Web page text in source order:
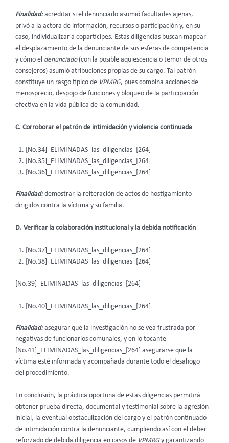
Finalidad: acreditar si el denunciado asumió facultades ajenas,
privó a la actora de información, recursos o participación y, en su
caso, individualizar a copartícipes. Estas diligencias buscan mapear
el desplazamiento de la denunciante de sus esferas de competencia
y cómo el denunciado (con la posible aquiescencia o temor de otros
consejeros) asumió atribuciones propias de su cargo. Tal patrón
constituye un rasgo típico de VPMRG, pues combina acciones de
menosprecio, despojo de funciones y bloqueo de la participación
efectiva en la vida pública de la comunidad.
C. Corroborar el patrón de intimidación y violencia continuada
[No.34]_ELIMINADAS_las_diligencias_[264]
[No.35]_ELIMINADAS_las_diligencias_[264]
[No.36]_ELIMINADAS_las_diligencias_[264]
Finalidad: demostrar la reiteración de actos de hostigamiento
dirigidos contra la víctima y su familia.
D. Verificar la colaboración institucional y la debida notificación
[No.37]_ELIMINADAS_las_diligencias_[264]
[No.38]_ELIMINADAS_las_diligencias_[264]
[No.39]_ELIMINADAS_las_diligencias_[264]
[No.40]_ELIMINADAS_las_diligencias_[264]
Finalidad: asegurar que la investigación no se vea frustrada por
negativas de funcionarios comunales, y en lo tocante
[No.41]_ELIMINADAS_las_diligencias_[264] asegurarse que la
víctima esté informada y acompañada durante todo el desahogo
del procedimiento.
En conclusión, la práctica oportuna de estas diligencias permitirá
obtener prueba directa, documental y testimonial sobre la agresión
inicial, la eventual obstaculización del cargo y el patrón continuado
de intimidación contra la denunciante, cumpliendo así con el deber
reforzado de debida diligencia en casos de VPMRGy garantizando